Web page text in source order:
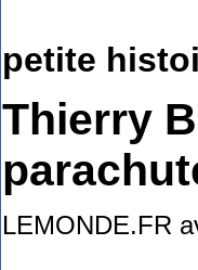
petite
Thierry
LEMONDE.FR